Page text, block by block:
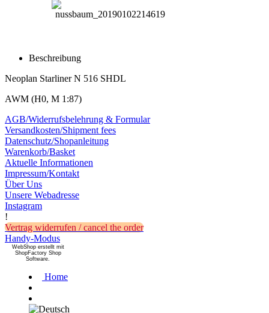
Beschreibung
Neoplan Starliner N 516 SHDL
AWM (H0, M 1:87)
AGB/Widerrufsbelehrung & Formular
Versandkosten/Shipment fees
Datenschutz/Shopanleitung
Warenkorb/Basket
Aktuelle Informationen
Impressum/Kontakt
Über Uns
Unsere Webadresse
Instagram
!
Vertrag widerrufen / cancel the order
Handy-Modus
WebShop erstellt mit
ShopFactory Shop
Software.
Home